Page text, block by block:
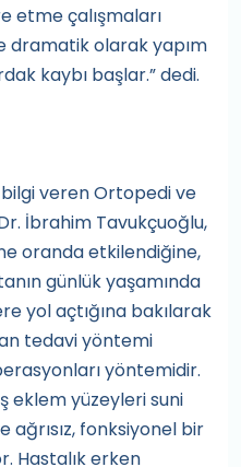
etme çalışmaları
dramatik olarak yapım
kaybı başlar.” dedi.
veren Ortopedi ve
İbrahim Tavukçuoğlu,
oranda etkilendiğine,
günlük yaşamında
yol açtığına bakılarak
tedavi yöntemi
yöntemidir.
eklem yüzeyleri suni
fonksiyonel bir
Hastalık erken